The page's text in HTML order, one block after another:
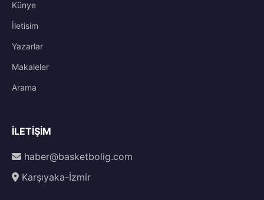
Künye
İletisim
Yazarlar
Makaleler
Arama
İLETIŞIM
haber@basketbolig.com
Karşıyaka-İzmir